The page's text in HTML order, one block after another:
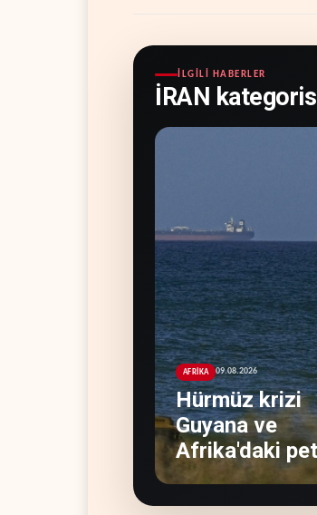
İLGILI HABERLER
İRAN
AFRİKA 09.08.2026
Hürmüz krizi
Guyana ve
Afrika'daki
üreticilerine
yaradı